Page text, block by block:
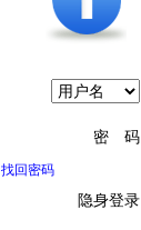
密 码
找回密码
隐身登录